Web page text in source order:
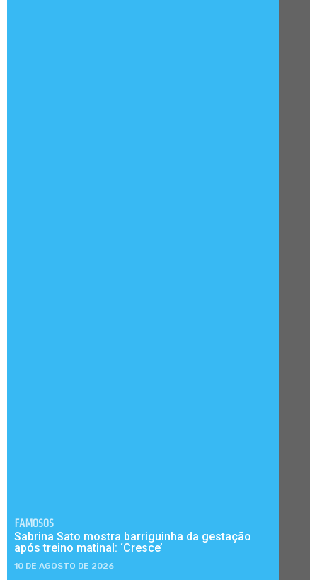
FAMOSOS
Sabrina Sato mostra barriguinha da gestação
após treino matinal: ‘Cresce’
10 DE AGOSTO DE 2026